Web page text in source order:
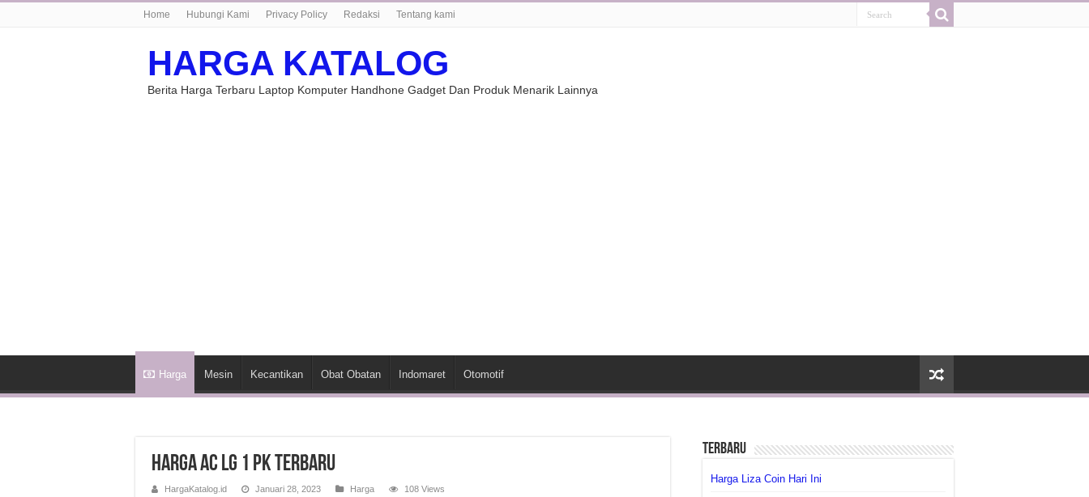
Home Hubungi Kami Privacy Policy Redaksi Tentang kami
HARGA KATALOG
Berita Harga Terbaru Laptop Komputer Handhone Gadget Dan Produk Menarik Lainnya
Harga Mesin Kecantikan Obat Obatan Indomaret Otomotif
Harga AC LG 1 PK Terbaru
HargaKatalog.id Januari 28, 2023 Harga 108 Views
Terbaru
Harga Liza Coin Hari Ini